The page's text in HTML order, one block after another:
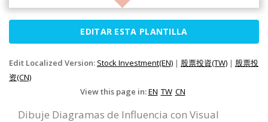
EDITAR ESTA PLANTILLA
Edit Localized Version: Stock Investment(EN) | 股票投資(TW) | 股票投
资(CN)
View this page in:EN TW CN
Dibuje Diagramas de Influencia con Visual